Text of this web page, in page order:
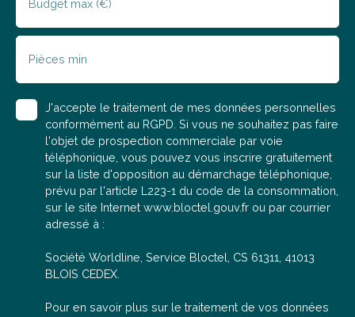
Budget max (€)
Pièces min
J'accepte le traitement de mes données personnelles
conformément au RGPD. Si vous ne souhaitez pas faire
l'objet de prospection commerciale par voie
téléphonique, vous pouvez vous inscrire gratuitement
sur la liste d'opposition au démarchage téléphonique,
prévu par l'article L223-1 du code de la consommation,
sur le site Internet www.bloctel.gouv.fr ou par courrier
adressé à :
Société Worldline, Service Bloctel, CS 61311, 41013
BLOIS CEDEX.
Pour en savoir plus sur le traitement de vos données